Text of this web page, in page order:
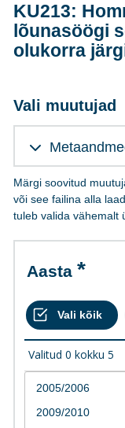
KU213:
lõunasöögi
olukorra
Vali muutujad
Märgi soovitud
või see failina alla
tuleb valida vähemalt
Aasta
Valitud 0 kokku 5